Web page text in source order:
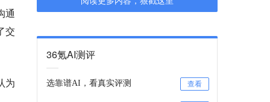
通
交
为
36氪AI测评
选靠谱AI，看真实评测 查看